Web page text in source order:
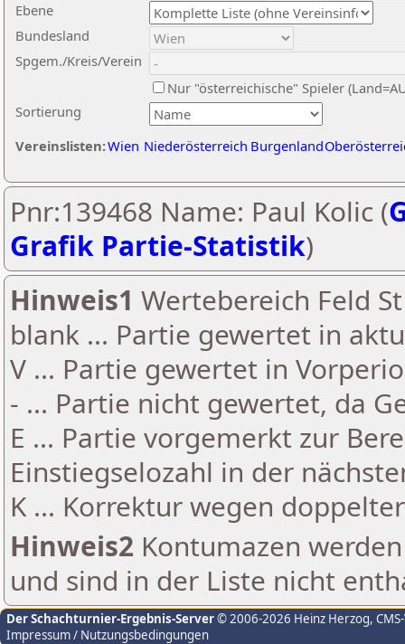
Ebene
Sortierung
Bundesland
Spgem./Kreis/Verein
Nur "österreichische" Spieler
Vereinslisten:Wien Niederösterreich Burgenland
Pnr:139468 Name: Paul Kolic (
Grafik Partie-Statistik)
Hinweis1 Wertebereich Feld
blank ... Partie gewertet in
V ... Partie gewertet in
- ... Partie nicht gewertet, da
E ... Partie vorgemerkt zur
Einstiegselozahl in der
K ... Korrektur wegen
Hinweis2 Kontumazen
und sind in der Liste nicht
Der Schachturnier-Ergebnis-Server© 2006-2026 Heinz Herzog,
Impressum / Nutzungsbedingungen